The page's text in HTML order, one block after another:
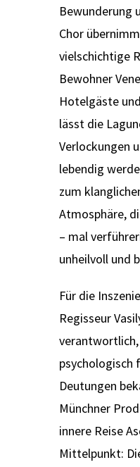
Bewunderung
Chor
vielschichtige
Bewohner
Hotelgäste
lässt die
Verlockungen
lebendig
zum
Atmosphäre,
– mal
unheilvoll und
Für die
Regisseur
psychologisch
Deutungen
Münchner
innere Reise
Mittelpunkt: